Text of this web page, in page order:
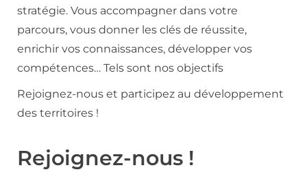
stratégie. Vous accompagner dans votre
parcours, vous donner les clés de réussite,
enrichir vos connaissances, développer vos
compétences… Tels sont nos objectifs
Rejoignez-nous et participez au développement
des territoires !
Rejoignez-nous !